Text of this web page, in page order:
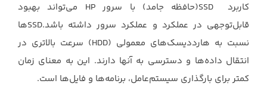
کاربرد SSD(حافظه جامد) با سرور HP می‌تواند بهبود
قابل‌توجهی در عملکرد و عملکرد سرور داشته باشد.SSDها
نسبت به هارددیسک‌های معمولی (HDD) سرعت بالاتری در
انتقال داده‌ها و دسترسی به آنها دارند. این به معنای زمان
کمتر برای بارگذاری سیستم‌عامل، برنامه‌ها و فایل‌ها است.